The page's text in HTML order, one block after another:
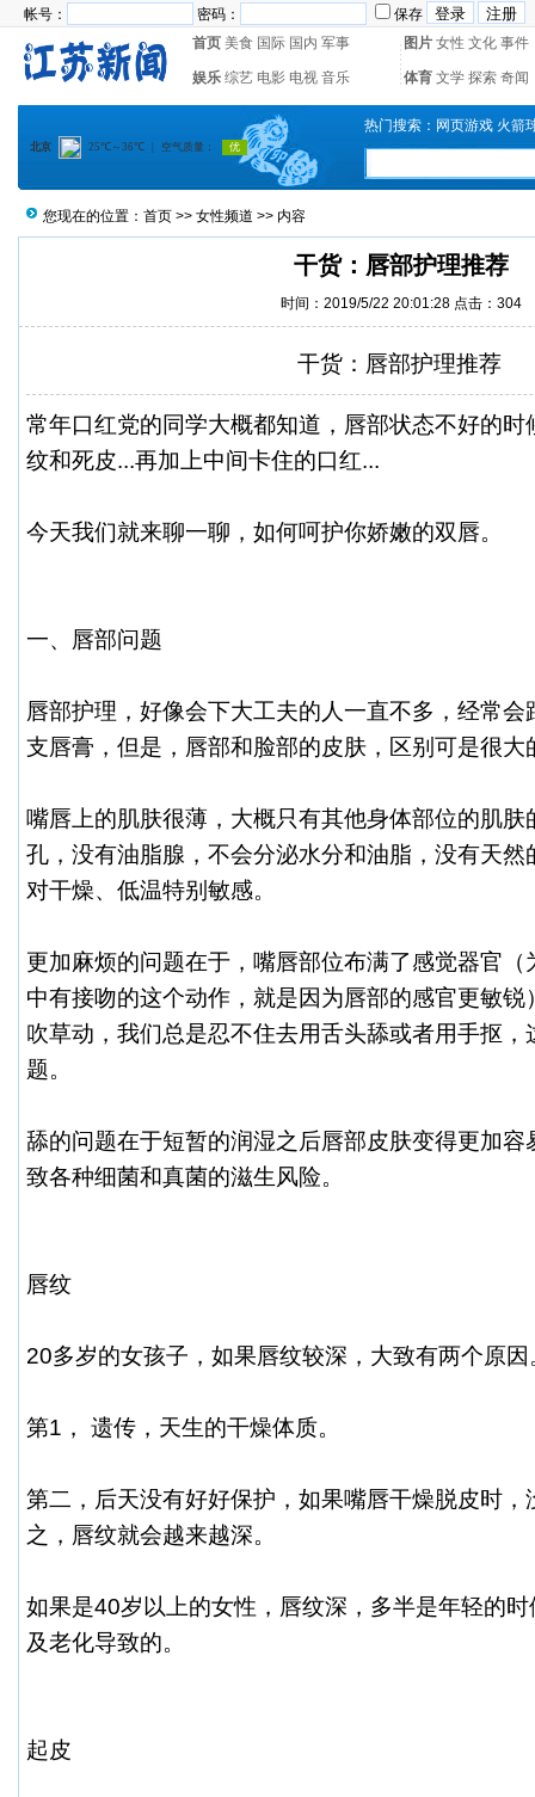
帐号： 密码：
保存
首页 美食 国际 国内 军事 图片 女性 文化 事件
娱乐 综艺 电影 电视 音乐 体育 文学 探索 奇闻
热门搜索： 网页游戏 火箭
您现在的位置： 首页 >> 女性频道 >> 内容
干货：唇部护理推荐
时间：2019/5/22 20:01:28 点击： 304
干货：唇部护理推荐
常年口红党的同学大概都知道，唇部状态不好的时
纹和死皮...再加上中间卡住的口红...
今天我们就来聊一聊，如何呵护你娇嫩的双唇。
一、唇部问题
唇部护理，好像会下大工夫的人一直不多，经常
支唇膏，但是，唇部和脸部的皮肤，区别可是很大
嘴唇上的肌肤很薄，大概只有其他身体部位的肌
孔，没有油脂腺，不会分泌水分和油脂，没有天然
对干燥、低温特别敏感。
更加麻烦的问题在于，嘴唇部位布满了感觉器官
中有接吻的这个动作，就是因为唇部的感官更敏
吹草动，我们总是忍不住去用舌头舔或者用手抠，
题。
舔的问题在于短暂的润湿之后唇部皮肤变得更加容
致各种细菌和真菌的滋生风险。
唇纹
20多岁的女孩子，如果唇纹较深，大致有两个原因
第1， 遗传，天生的干燥体质。
第二，后天没有好好保护，如果嘴唇干燥脱皮时，
之，唇纹就会越来越深。
如果是40岁以上的女性，唇纹深，多半是年轻的
及老化导致的。
起皮